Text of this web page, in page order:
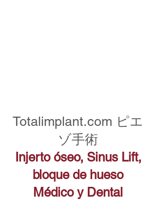
Totalimplant.com ピエ
ゾ手術
Injerto óseo, Sinus Lift,
bloque de hueso
Médico y Dental